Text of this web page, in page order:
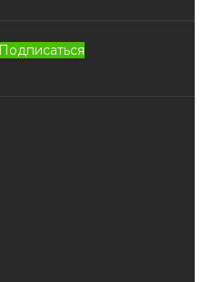
Подписаться